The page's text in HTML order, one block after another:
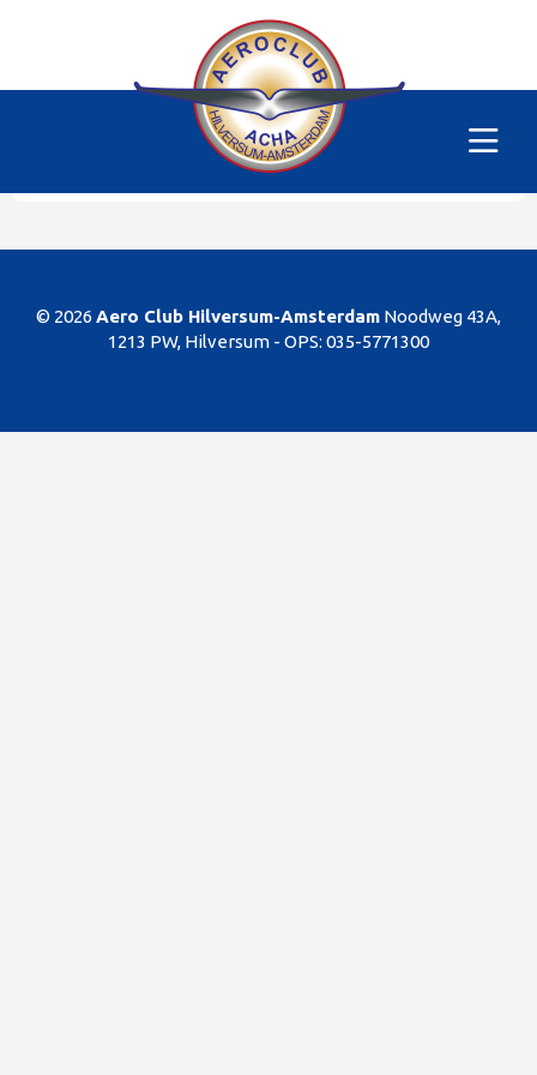
PH-SKC
Dit gedeelte van de website is alleen voor de
leden/begunstigers van onze club. Sorry. U kunt
natuurlijk altijd lid worden!
© 2026 Aero Club Hilversum-Amsterdam Noodweg 43A,
1213 PW, Hilversum - OPS: 035-5771300